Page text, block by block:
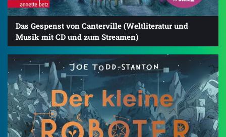
Das Gespenst von Canterville (Weltliteratur und
Musik mit CD und zum Streamen)